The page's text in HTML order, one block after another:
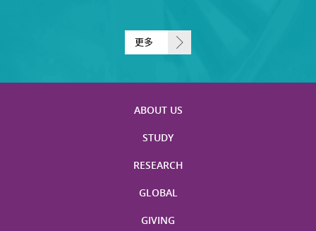
更多
ABOUT US
STUDY
RESEARCH
GLOBAL
GIVING